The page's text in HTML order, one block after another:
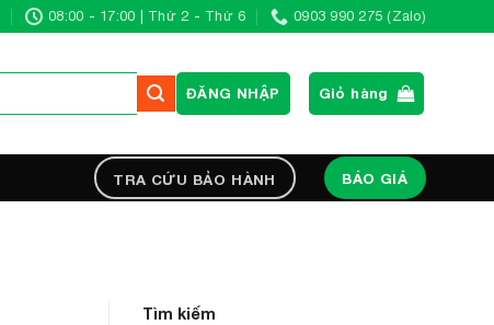
08:00 - 17:00 | Thứ 2 - Thứ 6 0903 990 275 (Zalo)
ĐĂNG NHẬP Giỏ hàng
TRA CỨU BẢO HÀNH BÁO GIÁ
Tìm kiếm